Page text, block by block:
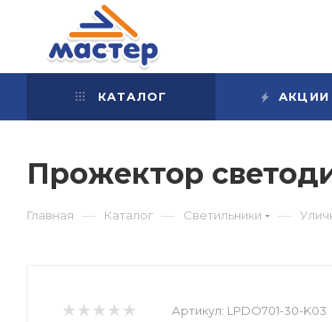
КАТАЛОГ АКЦИИ
Прожектор
Главная — Каталог — Светильники —
Артикул: LPDO701-30-K03